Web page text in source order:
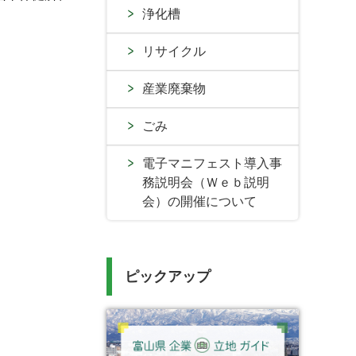
浄化槽
リサイクル
産業廃棄物
ごみ
電子マニフェスト導入事
務説明会（Ｗｅｂ説明
会）の開催について
ピックアップ